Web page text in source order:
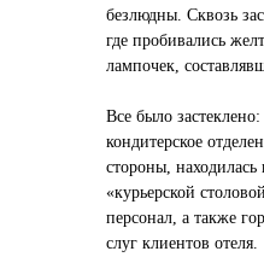
безлюдны. Сквозь
где пробивались
лампочек,
Все было
кондитерское
стороны,
«курьерской
персонал, а также
слуг клиентов отеля.